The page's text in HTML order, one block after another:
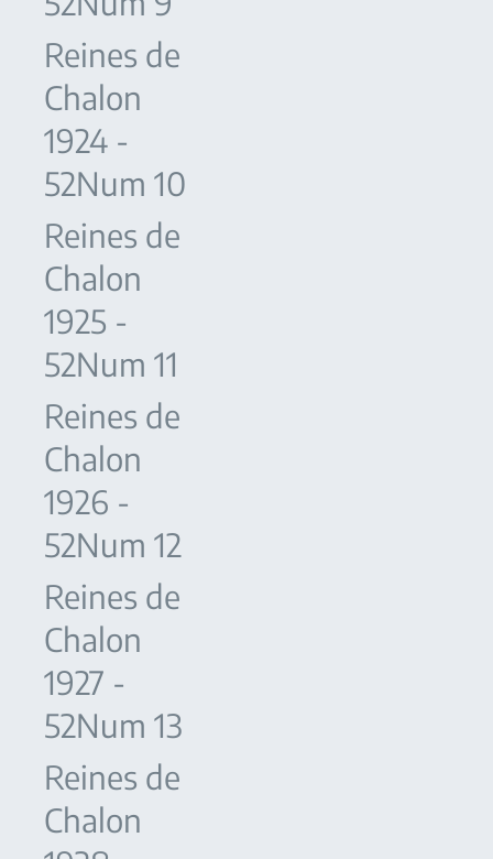
Reines de
Chalon
1924 -
52Num 10
Reines de
Chalon
1925 -
52Num 11
Reines de
Chalon
1926 -
52Num 12
Reines de
Chalon
1927 -
52Num 13
Reines de
Chalon